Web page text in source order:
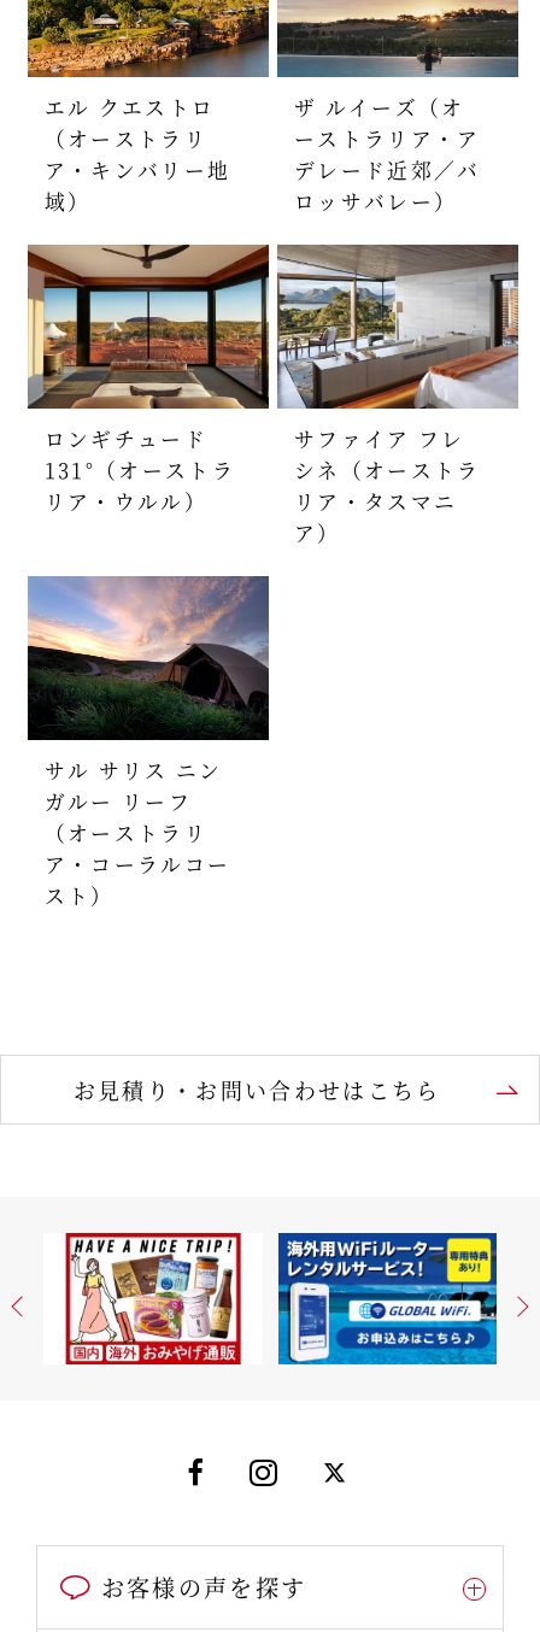
エル クエストロ
（オーストラリ
ア・キンバリー地
域）
ザ ルイーズ（オ
ーストラリア・ア
デレード近郊／バ
ロッサバレー）
ロンギチュード
131°（オーストラ
リア・ウルル）
サファイア フレ
シネ（オーストラ
リア・タスマニ
ア）
サル サリス ニン
ガルー リーフ
（オーストラリ
ア・コーラルコー
スト）
お見積り・お問い合わせはこちら
お客様の声を探す